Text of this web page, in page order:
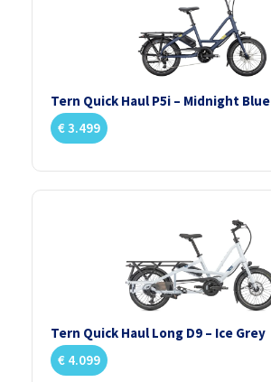
Tern Quick Haul P5i – Midnight Blue
€3.499
Tern Quick Haul Long D9 – Ice Grey
€ 4.099